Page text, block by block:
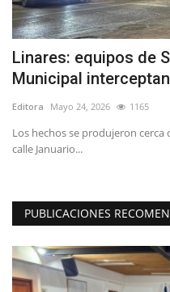
Linares: equipos de
Municipal
Editora Mayo 24, 2026 1165
Los hechos se produjeron cerca
calle Januario...
PUBLICACIONES